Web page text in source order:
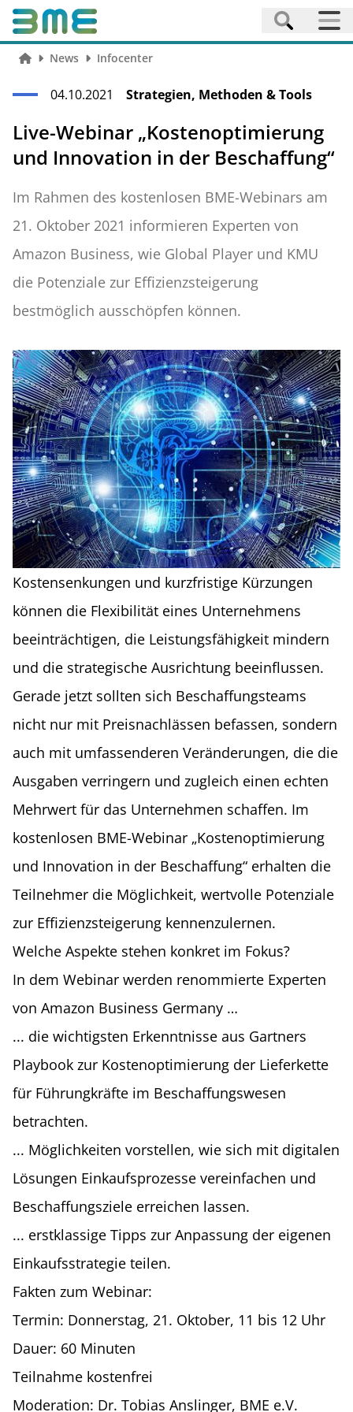
News Infocenter
04.10.2021 Strategien, Methoden & Tools
Live-Webinar „Kostenoptimierung
und Innovation in der Beschaffung“
Im Rahmen des kostenlosen BME-Webinars am
21. Oktober 2021 informieren Experten von
Amazon Business, wie Global Player und KMU
die Potenziale zur Effizienzsteigerung
bestmöglich ausschöpfen können.
Kostensenkungen und kurzfristige Kürzungen
können die Flexibilität eines Unternehmens
beeinträchtigen, die Leistungsfähigkeit mindern
und die strategische Ausrichtung beeinflussen.
Gerade jetzt sollten sich Beschaffungsteams
nicht nur mit Preisnachlässen befassen, sondern
auch mit umfassenderen Veränderungen, die die
Ausgaben verringern und zugleich einen echten
Mehrwert für das Unternehmen schaffen. Im
kostenlosen BME-Webinar „Kostenoptimierung
und Innovation in der Beschaffung“ erhalten die
Teilnehmer die Möglichkeit, wertvolle Potenziale
zur Effizienzsteigerung kennenzulernen.
Welche Aspekte stehen konkret im Fokus?
In dem Webinar werden renommierte Experten
von Amazon Business Germany …
... die wichtigsten Erkenntnisse aus Gartners
Playbook zur Kostenoptimierung der Lieferkette
für Führungkräfte im Beschaffungswesen
betrachten.
... Möglichkeiten vorstellen, wie sich mit digitalen
Lösungen Einkaufsprozesse vereinfachen und
Beschaffungsziele erreichen lassen.
... erstklassige Tipps zur Anpassung der eigenen
Einkaufsstrategie teilen.
Fakten zum Webinar:
Termin: Donnerstag, 21. Oktober, 11 bis 12 Uhr
Dauer: 60 Minuten
Teilnahme kostenfrei
Moderation: Dr. Tobias Anslinger, BME e.V.